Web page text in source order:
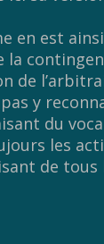
en est
la
de
y
du
les
de